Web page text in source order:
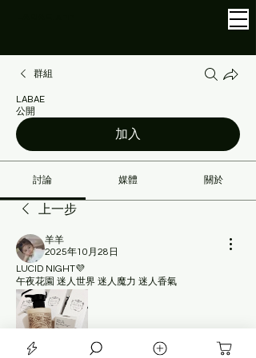
群組
LABAE
公開
加入
討論 媒體 關於
上一步
羊羊
2025年10月28日
LUCID NIGHT💜
午夜花園 迷人世界 迷人魔力 迷人香氣